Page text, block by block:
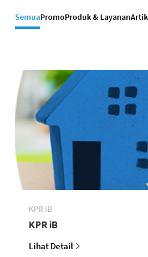
SemuaPromoProduk & Layanan
KPR IB
KPR iB
Lihat Detail